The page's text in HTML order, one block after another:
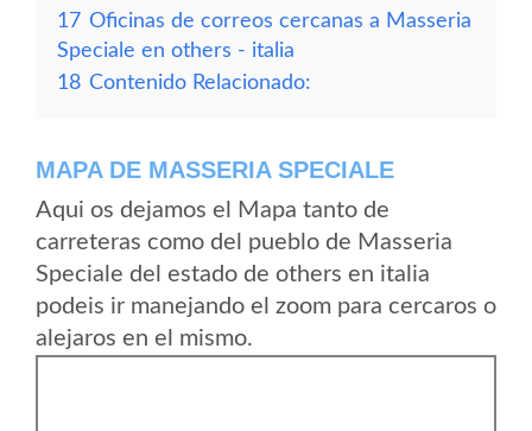
17 Oficinas de correos cercanas a Masseria
Speciale en others - italia
18 Contenido Relacionado:
MAPA DE MASSERIA SPECIALE
Aqui os dejamos el Mapa tanto de
carreteras como del pueblo de Masseria
Speciale del estado de others en italia
podeis ir manejando el zoom para cercaros o
alejaros en el mismo.